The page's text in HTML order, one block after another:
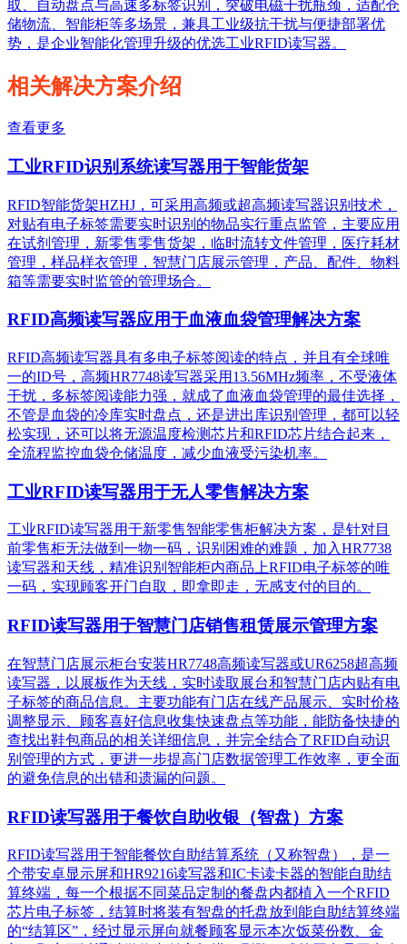
取、自动盘点与高速多标签识别，突破电磁干扰瓶颈，适配仓
储物流、智能柜等多场景，兼具工业级抗干扰与便捷部署优
势，是企业智能化管理升级的优选工业RFID读写器。
相关解决方案介绍
查看更多
工业RFID识别系统读写器用于智能货架
RFID智能货架HZHJ，可采用高频或超高频读写器识别技术，
对贴有电子标签需要实时识别的物品实行重点监管，主要应用
在试剂管理，新零售零售货架，临时流转文件管理，医疗耗材
管理，样品样衣管理，智慧门店展示管理，产品、配件、物料
箱等需要实时监管的管理场合。
RFID高频读写器应用于血液血袋管理解决方案
RFID高频读写器具有多电子标签阅读的特点，并且有全球唯
一的ID号，高频HR7748读写器采用13.56MHz频率，不受液体
干扰，多标签阅读能力强，就成了血液血袋管理的最佳选择，
不管是血袋的冷库实时盘点，还是进出库识别管理，都可以轻
松实现，还可以将无源温度检测芯片和RFID芯片结合起来，
全流程监控血袋仓储温度，减少血液受污染机率。
工业RFID读写器用于无人零售解决方案
工业RFID读写器用于新零售智能零售柜解决方案，是针对目
前零售柜无法做到一物一码，识别困难的难题，加入HR7738
读写器和天线，精准识别​智能柜内商品上RFID电子标签的唯
一码，实现顾客开门自取，即拿即走，无感支付的目的。
RFID读写器用于智慧门店销售租赁展示管理方案
在智慧门店展示柜台安装HR7748高频读写器或UR6258超高频
读写器，以展板作为天线，实时读取展台和智慧门店内贴有电
子标签的商品信息。主要功能有门店在线产品展示、实时价格
调整显示、顾客喜好信息收集快速盘点等功能，能防备快捷的
查找出鞋包商品的相关详细信息，并完全结合了RFID自动识
别管理的方式，更进一步提高门店数据管理工作效率，更全面
的避免信息的出错和遗漏的问题。
RFID读写器用于餐饮自助收银（智盘）方案
RFID读写器用于智能餐饮自助结算系统（又称智盘），是一
个带安卓显示屏和HR9216读写器和IC卡读卡器的智能自助结
算终端，每一个根据不同菜品定制的餐盘内都植入一个RFID
芯片电子标签，结算时将装有智盘的托盘放到能自助结算终端
的“结算区”，经过显示屏向就餐顾客显示本次饭菜份数、金